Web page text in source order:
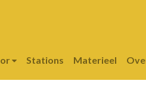
Stations Materieel